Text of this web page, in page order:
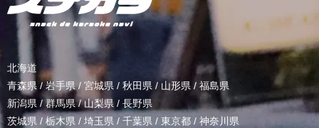
北海道
青森県 / 岩手県/ 宮城県 / 秋田県 / 山形県/ 福島県
新潟県 /群馬県/山梨県 / 長野県
茨城県 / 栃木県 / 埼玉県 / 千葉県 / 東京都 / 神奈川県